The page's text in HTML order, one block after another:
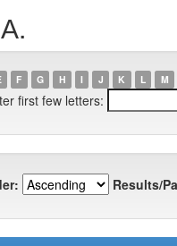
F G H I J K L M
first few letters:
Results/